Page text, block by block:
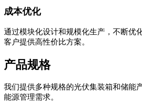
成本优化
通过模块化设计和规模化生产，不断优
客户提供高性价比方案。
产品规格
我们提供多种规格的光伏集装箱和储能
能源管理需求。